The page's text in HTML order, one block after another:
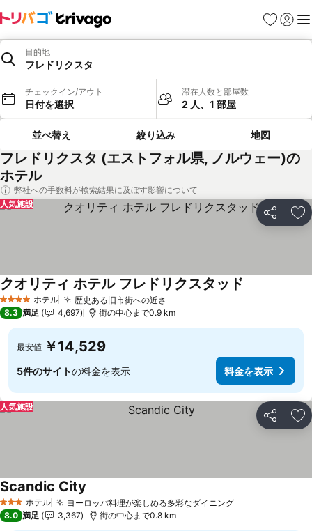
お気に入り
ログイ
メ
目的地
フレドリクスタ
チェックイン/アウト
日付を選択
滞在人数と部屋数
2 人、1 部屋
並べ替え 絞り込み 地図
フレドリクスタ (エストフォル県, ノルウェー)の
ホテル
弊社への手数料が検索結果に及ぼす影響について
シェア お
人気施設
4 ホテルのランク
ホテル 歴史ある旧市街への近さ
クオリティ ホテル フレドリクスタッド
8.3 満足 4,697 街の中心まで0.9 km
最安値 ￥14,529
5件のサイトの料金を表示 料金を表示
シェア お
人気施設
3 ホテルのランク
ホテル ヨーロッパ料理が楽しめる多彩なダイニング
Scandic City
8.0 満足 3,367 街の中心まで0.8 km